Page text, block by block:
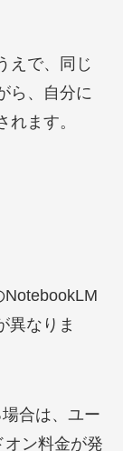
えで、同じ
ら、自分に
ます。
異なりま
合は、ユー
ン料金が発